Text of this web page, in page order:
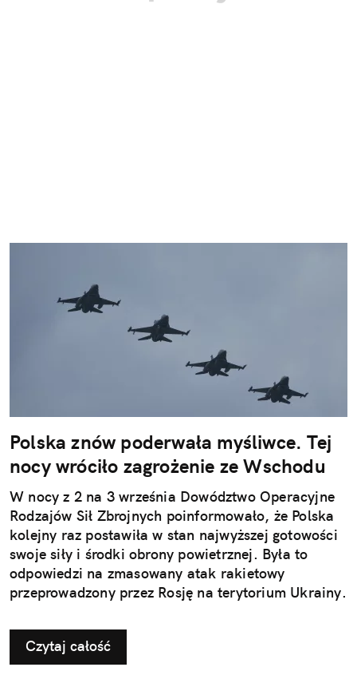
Polska znów poderwała myśliwce. Tej
nocy wróciło zagrożenie ze Wschodu
W nocy z 2 na 3 września Dowództwo Operacyjne
Rodzajów Sił Zbrojnych poinformowało, że Polska
kolejny raz postawiła w stan najwyższej gotowości
swoje siły i środki obrony powietrznej. Była to
odpowiedzi na zmasowany atak rakietowy
przeprowadzony przez Rosję na terytorium Ukrainy.
Czytaj całość